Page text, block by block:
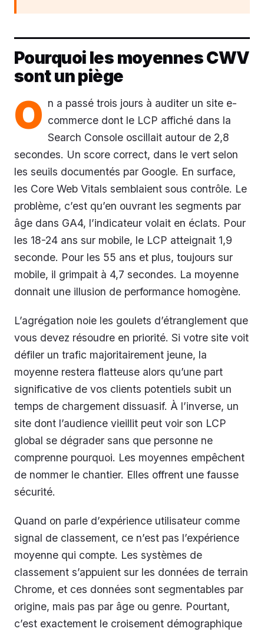
Pourquoi les moyennes CWV
sont un piège
O n a passé trois jours à auditer un site e-
commerce dont le LCP affiché dans la
Search Console oscillait autour de 2,8
secondes. Un score correct, dans le vert selon
les seuils documentés par Google. En surface,
les Core Web Vitals semblaient sous contrôle. Le
problème, c’est qu’en ouvrant les segments par
âge dans GA4, l’indicateur volait en éclats. Pour
les 18-24 ans sur mobile, le LCP atteignait 1,9
seconde. Pour les 55 ans et plus, toujours sur
mobile, il grimpait à 4,7 secondes. La moyenne
donnait une illusion de performance homogène.
L’agrégation noie les goulets d’étranglement que
vous devez résoudre en priorité. Si votre site voit
défiler un trafic majoritairement jeune, la
moyenne restera flatteuse alors qu’une part
significative de vos clients potentiels subit un
temps de chargement dissuasif. À l’inverse, un
site dont l’audience vieillit peut voir son LCP
global se dégrader sans que personne ne
comprenne pourquoi. Les moyennes empêchent
de nommer le chantier. Elles offrent une fausse
sécurité.
Quand on parle d’expérience utilisateur comme
signal de classement, ce n’est pas l’expérience
moyenne qui compte. Les systèmes de
classement s’appuient sur les données de terrain
Chrome, et ces données sont segmentables par
origine, mais pas par âge ou genre. Pourtant,
c’est exactement le croisement démographique